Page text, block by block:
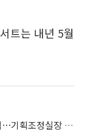
트는 내년 5월
대보그룹, 유진상 전 한화건설 전무 영입⋯기획조정실장 부사장 선임